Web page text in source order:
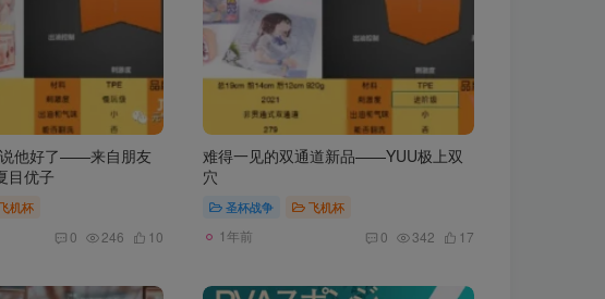
他好了——来自朋友
目优子
机杯
0 246 10
难得一见的双通道新品——YUU极上双
穴
圣杯战争 飞机杯
1年前 0 342 17